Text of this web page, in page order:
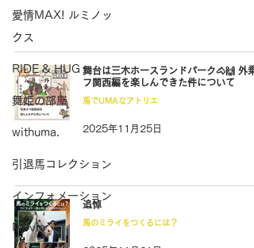
愛情MAX! ルミノッ
クス
RIDE & HUG
舞姫の部屋
withuma.
引退馬コレクション
インフォメーション
Movie
舞台は三木ホースランドパーク🐴🙌 外乗
フ関西編を楽しんできた件について
馬でUMAなアトリエ
2025年11月25日
追悼
馬のミライをつくるには？